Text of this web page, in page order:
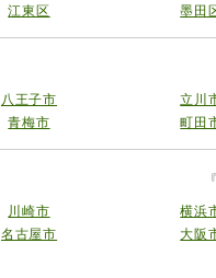
江東区 墨田
八王子市
立川
青梅市 町田
川崎市
横浜
名古屋市 大阪